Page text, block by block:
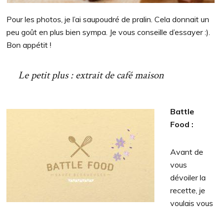
Pour les photos, je l’ai saupoudré de pralin. Cela donnait un
peu goût en plus bien sympa. Je vous conseille d’essayer :).
Bon appétit !
Le petit plus : extrait de café maison
Battle
Food :
Avant de
vous
dévoiler la
recette, je
voulais vous